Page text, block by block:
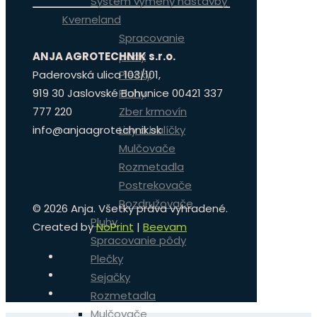
Kverneland
Spracovanie
pôdy
Plečky
Pluhy
Zber krmovín
Lisy a balíčky
Mulčovače
Rozmetadla
Postrekovače
Rozdružovače
Pluhy
Spracovanie pôdy
Plečky
Sejačky
Rozmetadla
Mulčovače
ANJA AGROTECHNIK s.r.o.
Paderovská ulica 103/101,
919 30 Jaslovské Bohunice 00421 337
777 220
info@anjaagrotechnik.sk
© 2026 Anja. Všetky práva vyhradené.
Created byNoPrint | Beevam